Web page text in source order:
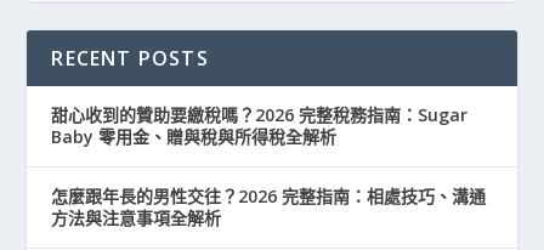
RECENT POSTS
甜心收到的贊助要繳稅嗎？2026 完整稅務指南：Sugar
Baby 零用金、贈與稅與所得稅全解析
怎麼跟年長的男性交往？2026 完整指南：相處技巧、溝通
方法與注意事項全解析